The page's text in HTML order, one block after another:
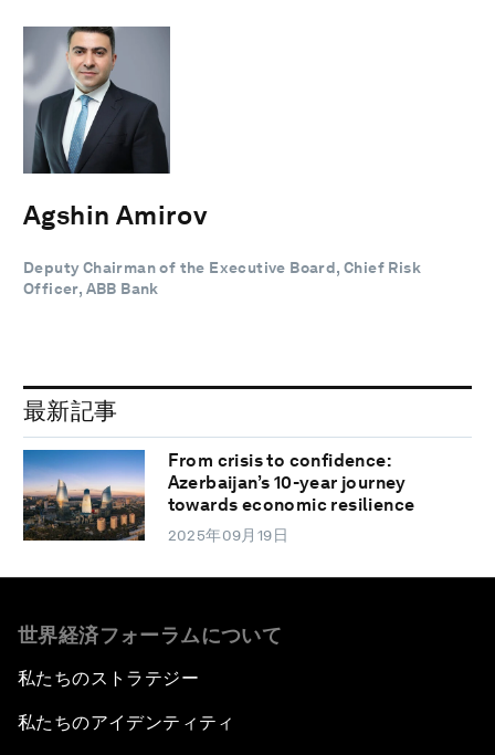
Agshin Amirov
Deputy Chairman of the Executive Board, Chief Risk
Officer, ABB Bank
最新記事
From crisis to confidence:
Azerbaijan’s 10-year journey
towards economic resilience
2025年09月19日
世界経済フォーラムについて
私たちのストラテジー
私たちのアイデンティティ